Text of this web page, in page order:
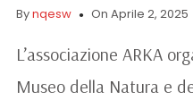
Bynqesw On Aprile 2, 2025
L’associazione ARKA
Museo della Natura e